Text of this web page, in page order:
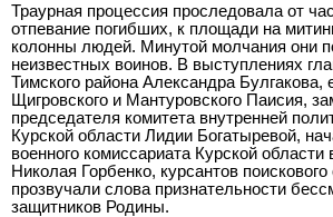
Траурная процессия проследовала от
отпевание погибших, к площади на
колонны людей. Минутой молчания они
неизвестных воинов. В выступлениях
Тимского района Александра Булгакова,
Щигровского и Мантуровского Паисия,
председателя комитета внутренней
Курской области Лидии Богатыревой,
военного комиссариата Курской
Николая Горбенко, курсантов
прозвучали слова признательности
защитников Родины.